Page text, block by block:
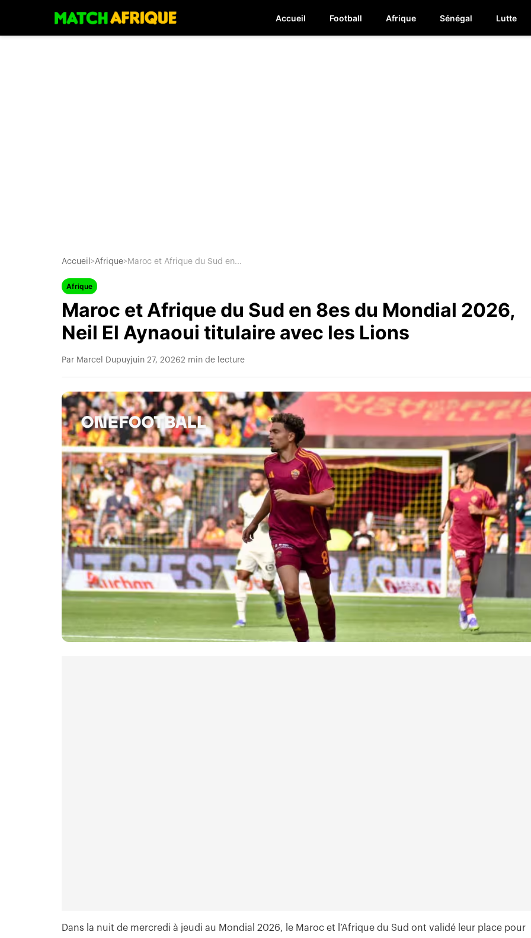
Accueil Football Afrique Sénégal Lutte
Accueil >Afrique> Maroc et Afrique du Sud en...
Afrique
Maroc et Afrique du Sud en 8es du Mondial 2026,
Neil El Aynaoui titulaire avec les Lions
Par Marcel Dupuyjuin 27, 20262 min de lecture
Dans la nuit de mercredi à jeudi au Mondial 2026, le Maroc et l’Afrique du Sud ont validé leur place pour